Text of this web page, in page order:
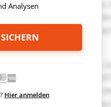
Analysen
Hier anmelden